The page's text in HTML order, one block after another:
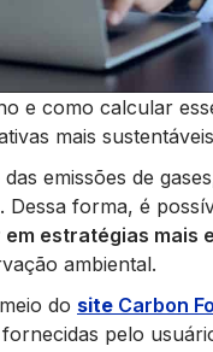
e como calcular
mais
emissões de
Dessa forma, é
estratégias mais
ambiental.
do site Carbon
pelo